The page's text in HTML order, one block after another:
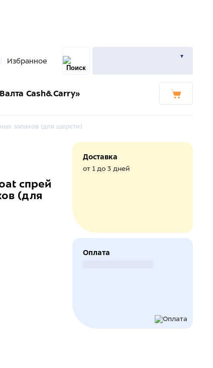
Избранное
Cash&Carry»
запахов (для шерсти)
спрей
(для
Доставка
от 1 до 3 дней
Оплата